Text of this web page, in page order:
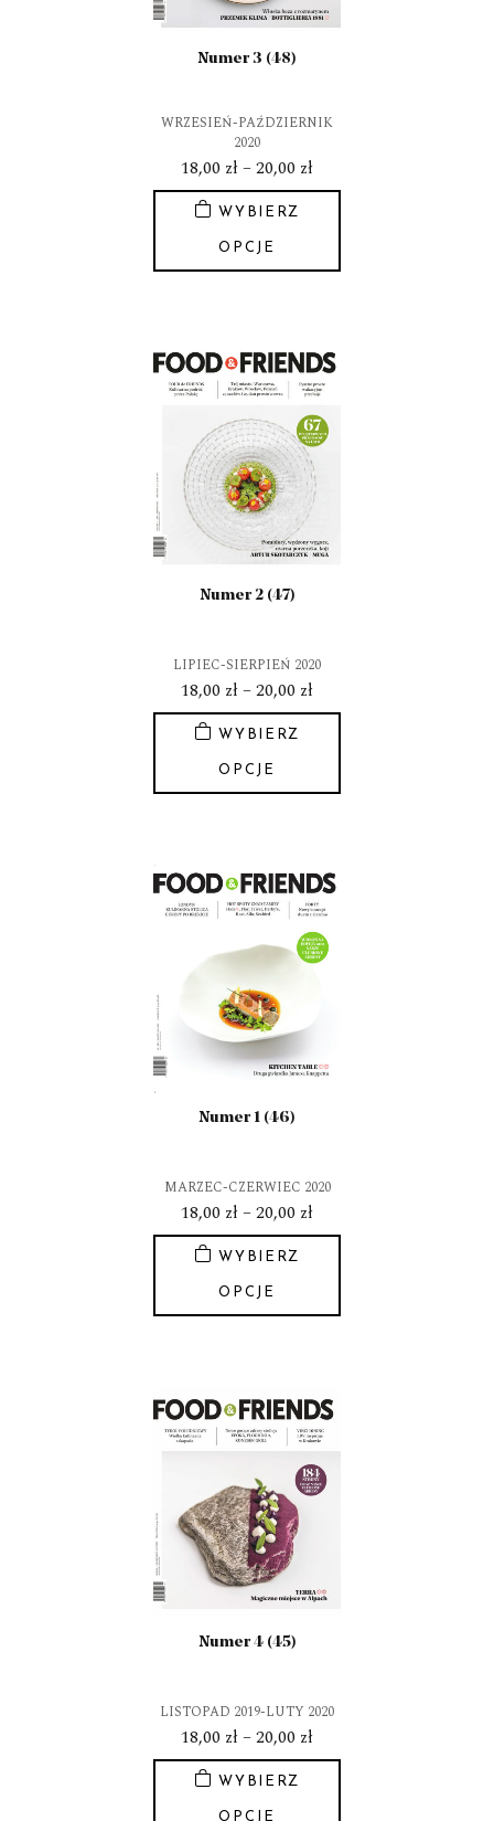
produktu
Numer 3 (48)
WRZESIEŃ-PAŹDZIERNIK
2020
18,00 zł–20,00 złZakres
cen:
do
WYBIERZ
OPCJE
wiele
wariantów.
Opcje
można
wybrać
na
stronie
produktu
Numer 2 (47)
LIPIEC-SIERPIEŃ 2020
18,00 zł–20,00 złZakres
cen:
do
WYBIERZ
OPCJE
wiele
wariantów.
Opcje
można
wybrać
na
stronie
produktu
Numer 1 (46)
MARZEC-CZERWIEC 2020
18,00 zł–20,00 złZakres
cen:
do
WYBIERZ
OPCJE
wiele
wariantów.
można
wybrać
na
stronie
produktu
Numer 4 (45)
LISTOPAD 2019-LUTY 2020
18,00 zł–20,00 złZakres
cen:
WYBIERZ
OPCJE